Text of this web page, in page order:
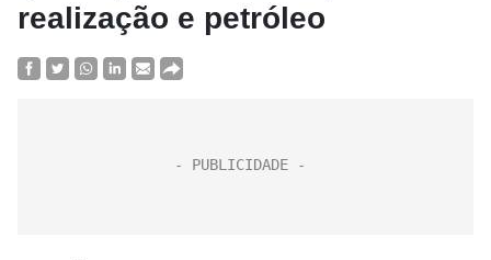
realização e petróleo